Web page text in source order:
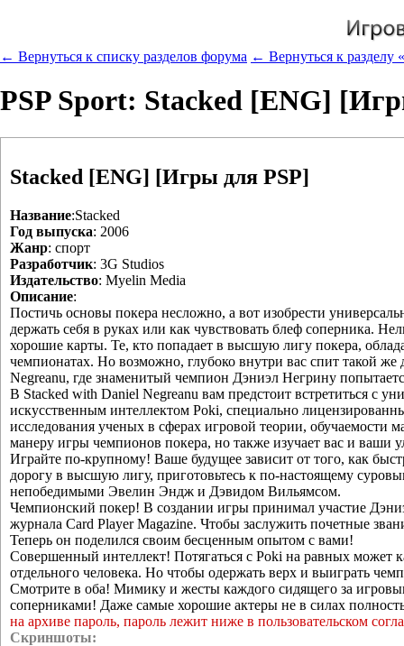
← Вернуться к списку разделов форума ← Вернуться к разделу
PSP Sport: Stacked [ENG]
Stacked [ENG] [Игры для PSP]
Название:Stacked
Год выпуска: 2006
Жанр: спорт
Разработчик: 3G Studios
Издательство: Myelin Media
Описание:
Постичь основы покера несложно, а вот изобрести
держать себя в руках или как чувствовать блеф соперника.
хорошие карты. Те, кто попадает в высшую лигу покера,
чемпионатах. Но возможно, глубоко внутри вас спит такой
Negreanu, где знаменитый чемпион Дэниэл Негрину
В Stacked with Daniel Negreanu вам предстоит встретиться с
искусственным интеллектом Poki, специально
исследования ученых в сферах игровой теории, обучаемости
манеру игры чемпионов покера, но также изучает вас и ваши
Играйте по-крупному! Ваше будущее зависит от того, как
дорогу в высшую лигу, приготовьтесь к по-настоящему
непобедимыми Эвелин Эндж и Дэвидом Вильямсом.
Чемпионский покер! В создании игры принимал участие
журнала Card Player Magazine. Чтобы заслужить почетные
Теперь он поделился своим бесценным опытом с вами!
Совершенный интеллект! Потягаться с Poki на равных может
отдельного человека. Но чтобы одержать верх и выиграть
Смотрите в оба! Мимику и жесты каждого сидящего за
соперниками! Даже самые хорошие актеры не в силах
на архиве пароль, пароль лежит ниже в пользовательском
Скриншоты: